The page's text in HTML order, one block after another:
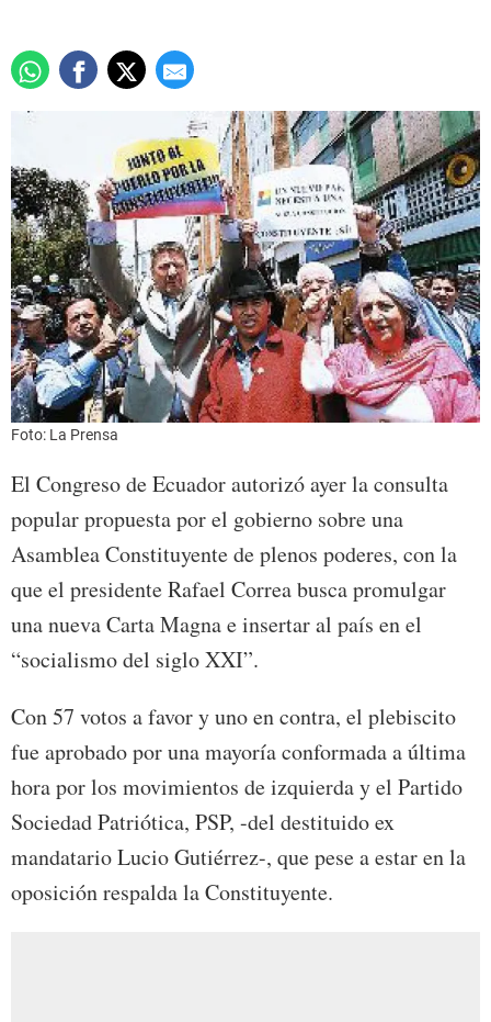
Foto: La Prensa
El Congreso de Ecuador autorizó ayer la consulta
popular propuesta por el gobierno sobre una
Asamblea Constituyente de plenos poderes, con la
que el presidente Rafael Correa busca promulgar
una nueva Carta Magna e insertar al país en el
“socialismo del siglo XXI”.
Con 57 votos a favor y uno en contra, el plebiscito
fue aprobado por una mayoría conformada a última
hora por los movimientos de izquierda y el Partido
Sociedad Patriótica, PSP, -del destituido ex
mandatario Lucio Gutiérrez-, que pese a estar en la
oposición respalda la Constituyente.